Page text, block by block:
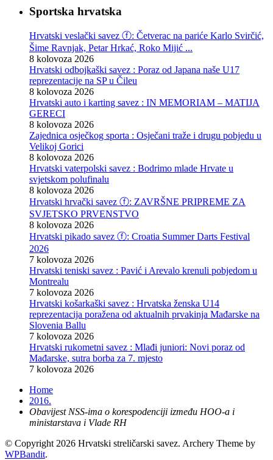
Sportska hrvatska
Hrvatski veslački savez ⓕ: Četverac na pariće Karlo Svirčić,
Šime Ravnjak, Petar Hrkać, Roko Mijić ...
8 kolovoza 2026
Hrvatski odbojkaški savez : Poraz od Japana naše U17
reprezentacije na SP u Čileu
8 kolovoza 2026
Hrvatski auto i karting savez : IN MEMORIAM – MATIJA
GERECI
8 kolovoza 2026
Zajednica osječkog sporta : Osječani traže i drugu pobjedu u
Velikoj Gorici
8 kolovoza 2026
Hrvatski vaterpolski savez : Bodrimo mlade Hrvate u
svjetskom polufinalu
8 kolovoza 2026
Hrvatski hrvački savez ⓕ: ZAVRŠNE PRIPREME ZA
SVJETSKO PRVENSTVO
8 kolovoza 2026
Hrvatski pikado savez ⓕ: Croatia Summer Darts Festival
2026
7 kolovoza 2026
Hrvatski teniski savez : Pavić i Arevalo krenuli pobjedom u
Montrealu
7 kolovoza 2026
Hrvatski košarkaški savez : Hrvatska ženska U14
reprezentacija poražena od aktualnih prvakinja Mađarske na
Slovenia Ballu
7 kolovoza 2026
Hrvatski rukometni savez : Mlađi juniori: Novi poraz od
Mađarske, sutra borba za 7. mjesto
7 kolovoza 2026
Home
2016.
Obavijest NSS-ima o korespodenciji između HOO-a i
ministarstava i Vlade RH
© Copyright 2026 Hrvatski streličarski savez. Archery Theme by
WPBandit.